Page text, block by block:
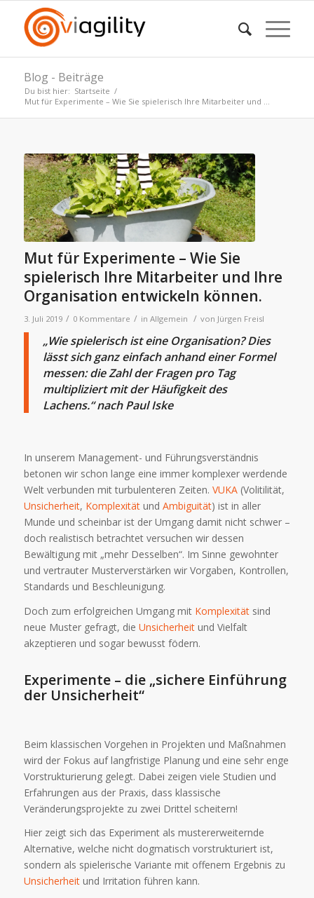
Blog - Beiträge
Du bist hier: Startseite /
Mut für Experimente – Wie Sie spielerisch Ihre Mitarbeiter und ...
Mut für Experimente – Wie Sie
spielerisch Ihre Mitarbeiter und Ihre
Organisation entwickeln können.
3. Juli 2019 / 0 Kommentare / in Allgemein / von Jürgen Freisl
„Wie spielerisch ist eine Organisation? Dies
lässt sich ganz einfach anhand einer Formel
messen: die Zahl der Fragen pro Tag
multipliziert mit der Häufigkeit des
Lachens.“ nach Paul Iske
In unserem Management- und Führungsverständnis
betonen wir schon lange eine immer komplexer werdende
Welt verbunden mit turbulenteren Zeiten. VUKA(Volitilität,
Unsicherheit, Komplexitätund Ambiguität) ist in aller
Munde und scheinbar ist der Umgang damit nicht schwer –
doch realistisch betrachtet versuchen wir dessen
Bewältigung mit „mehr Desselben“. Im Sinne gewohnter
und vertrauter Musterverstärken wir Vorgaben, Kontrollen,
Standards und Beschleunigung.
Doch zum erfolgreichen Umgang mit Komplexitätsind
neue Muster gefragt, die Unsicherheitund Vielfalt
akzeptieren und sogar bewusst födern.
Experimente – die „sichere Einführung
der Unsicherheit“
Beim klassischen Vorgehen in Projekten und Maßnahmen
wird der Fokus auf langfristige Planung und eine sehr enge
Vorstrukturierung gelegt. Dabei zeigen viele Studien und
Erfahrungen aus der Praxis, dass klassische
Veränderungsprojekte zu zwei Drittel scheitern!
Hier zeigt sich das Experiment als mustererweiternde
Alternative, welche nicht dogmatisch vorstrukturiert ist,
sondern als spielerische Variante mit offenem Ergebnis zu
Unsicherheitund Irritation führen kann.